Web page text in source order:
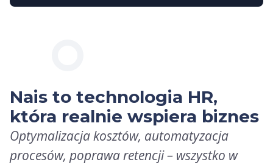
Nais to technologia HR,
która realnie wspiera biznes
Optymalizacja kosztów, automatyzacja
procesów, poprawa retencji – wszystko w